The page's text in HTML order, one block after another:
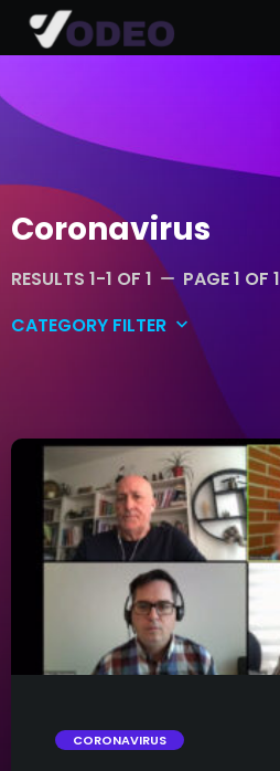
Coronavirus
RESULTS 1-1 OF 1 remove PAGE 1 OF 1
CATEGORY FILTER keyboard_arrow_down
Entertainment
Fashion
Food & Drinks
Non classifié(e)
Nouvelles solutions pour vos
trending_flat
CORONAVIRUS